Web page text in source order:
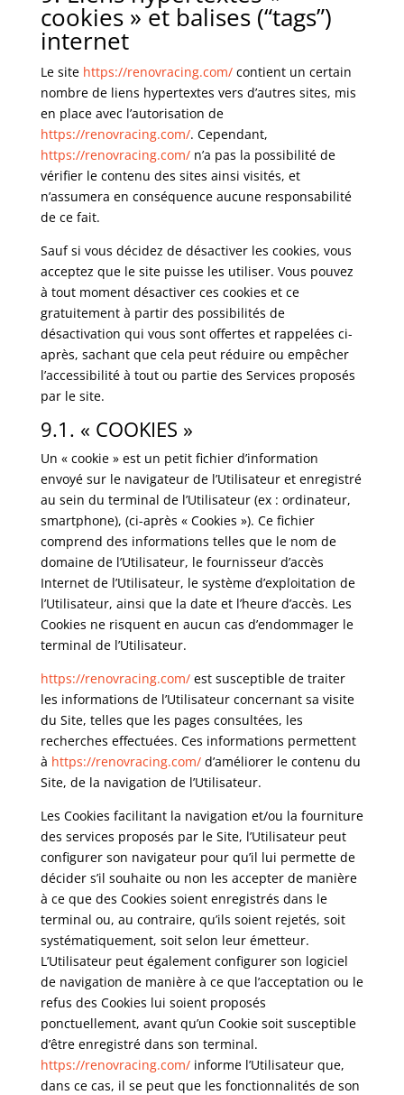
cookies » et balises (“tags”)
internet
Le site https://renovracing.com/contient un certain
nombre de liens hypertextes vers d’autres sites, mis
en place avec l’autorisation de
https://renovracing.com/. Cependant,
https://renovracing.com/n’a pas la possibilité de
vérifier le contenu des sites ainsi visités, et
n’assumera en conséquence aucune responsabilité
de ce fait.
Sauf si vous décidez de désactiver les cookies, vous
acceptez que le site puisse les utiliser. Vous pouvez
à tout moment désactiver ces cookies et ce
gratuitement à partir des possibilités de
désactivation qui vous sont offertes et rappelées ci-
après, sachant que cela peut réduire ou empêcher
l’accessibilité à tout ou partie des Services proposés
par le site.
9.1. « COOKIES »
Un « cookie » est un petit fichier d’information
envoyé sur le navigateur de l’Utilisateur et enregistré
au sein du terminal de l’Utilisateur (ex : ordinateur,
smartphone), (ci-après « Cookies »). Ce fichier
comprend des informations telles que le nom de
domaine de l’Utilisateur, le fournisseur d’accès
Internet de l’Utilisateur, le système d’exploitation de
l’Utilisateur, ainsi que la date et l’heure d’accès. Les
Cookies ne risquent en aucun cas d’endommager le
terminal de l’Utilisateur.
https://renovracing.com/est susceptible de traiter
les informations de l’Utilisateur concernant sa visite
du Site, telles que les pages consultées, les
recherches effectuées. Ces informations permettent
à https://renovracing.com/d’améliorer le contenu du
Site, de la navigation de l’Utilisateur.
Les Cookies facilitant la navigation et/ou la fourniture
des services proposés par le Site, l’Utilisateur peut
configurer son navigateur pour qu’il lui permette de
décider s’il souhaite ou non les accepter de manière
à ce que des Cookies soient enregistrés dans le
terminal ou, au contraire, qu’ils soient rejetés, soit
systématiquement, soit selon leur émetteur.
L’Utilisateur peut également configurer son logiciel
de navigation de manière à ce que l’acceptation ou le
refus des Cookies lui soient proposés
ponctuellement, avant qu’un Cookie soit susceptible
d’être enregistré dans son terminal.
https://renovracing.com/informe l’Utilisateur que,
dans ce cas, il se peut que les fonctionnalités de son